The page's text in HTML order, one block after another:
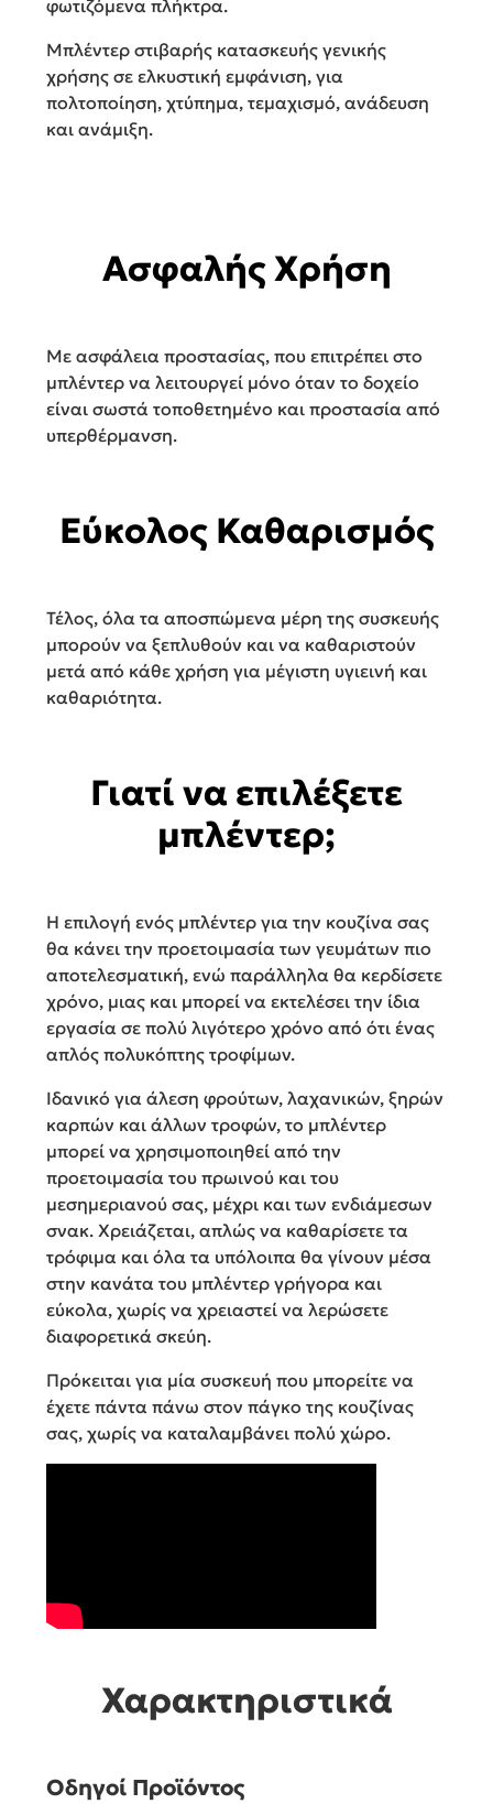
φωτιζόμενα πλήκτρα.
Μπλέντερ στιβαρής κατασκευής γενικής
χρήσης σε ελκυστική εμφάνιση, για
πολτοποίηση, χτύπημα, τεμαχισμό, ανάδευση
και ανάμιξη.
Ασφαλής Χρήση
Με ασφάλεια προστασίας, που επιτρέπει στο
μπλέντερ να λειτουργεί μόνο όταν το δοχείο
είναι σωστά τοποθετημένο και προστασία από
υπερθέρμανση.
Εύκολος Καθαρισμός
Τέλος, όλα τα αποσπώμενα μέρη της συσκευής
μπορούν να ξεπλυθούν και να καθαριστούν
μετά από κάθε χρήση για μέγιστη υγιεινή και
καθαριότητα.
Γιατί να επιλέξετε
μπλέντερ;
Η επιλογή ενός μπλέντερ για την κουζίνα σας
θα κάνει την προετοιμασία των γευμάτων πιο
αποτελεσματική, ενώ παράλληλα θα κερδίσετε
χρόνο, μιας και μπορεί να εκτελέσει την ίδια
εργασία σε πολύ λιγότερο χρόνο από ότι ένας
απλός πολυκόπτης τροφίμων.
Ιδανικό για άλεση φρούτων, λαχανικών, ξηρών
καρπών και άλλων τροφών, το μπλέντερ
μπορεί να χρησιμοποιηθεί από την
προετοιμασία του πρωινού και του
μεσημεριανού σας, μέχρι και των ενδιάμεσων
σνακ. Χρειάζεται, απλώς να καθαρίσετε τα
τρόφιμα και όλα τα υπόλοιπα θα γίνουν μέσα
στην κανάτα του μπλέντερ γρήγορα και
εύκολα, χωρίς να χρειαστεί να λερώσετε
διαφορετικά σκεύη.
Πρόκειται για μία συσκευή που μπορείτε να
έχετε πάντα πάνω στον πάγκο της κουζίνας
σας, χωρίς να καταλαμβάνει πολύ χώρο.
Χαρακτηριστικά
Οδηγοί Προϊόντος